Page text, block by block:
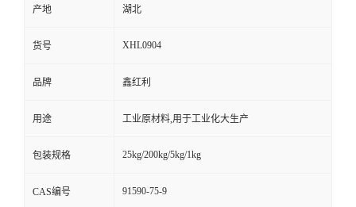
产地 湖北
货号 XHL0904
品牌 鑫红利
用途 工业原材料,用于工业化大生产
包装规格 25kg/200kg/5kg/1kg
CAS编号 91590-75-9